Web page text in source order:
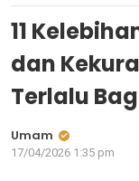
11
dan
Terlalu
Umam
17/04/2026 1:35 pm